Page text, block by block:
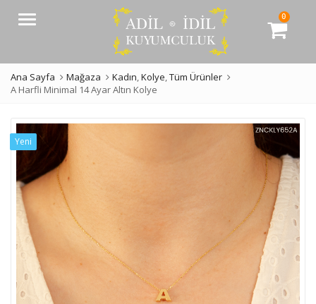
Menü 0
Ana Sayfa Mağaza Kadın,Kolye,Tüm Ürünler
A Harfli Minimal 14 Ayar Altın Kolye
Yeni